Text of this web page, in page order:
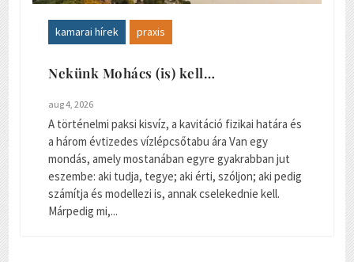
kamarai hírek praxis
Nekünk Mohács (is) kell…
aug 4, 2026
A történelmi paksi kisvíz, a kavitáció fizikai határa és
a három évtizedes vízlépcsőtabu ára Van egy
mondás, amely mostanában egyre gyakrabban jut
eszembe: aki tudja, tegye; aki érti, szóljon; aki pedig
számítja és modellezi is, annak cselekednie kell.
Márpedig mi,...